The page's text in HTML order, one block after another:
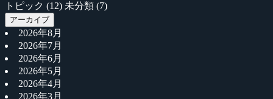
トピック (12) 未分類 (7)
アーカイブ
2026年8月
2026年7月
2026年6月
2026年5月
2026年4月
2026年3月